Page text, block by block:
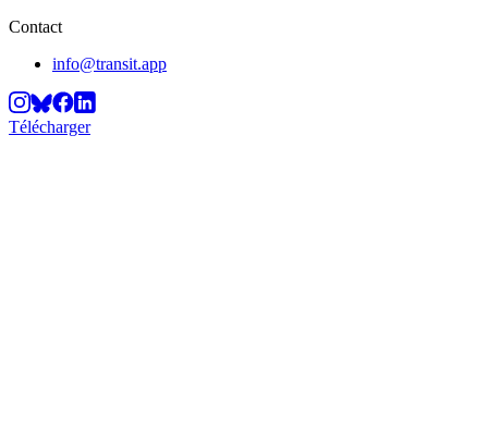
Contact
info@transit.app
Télécharger